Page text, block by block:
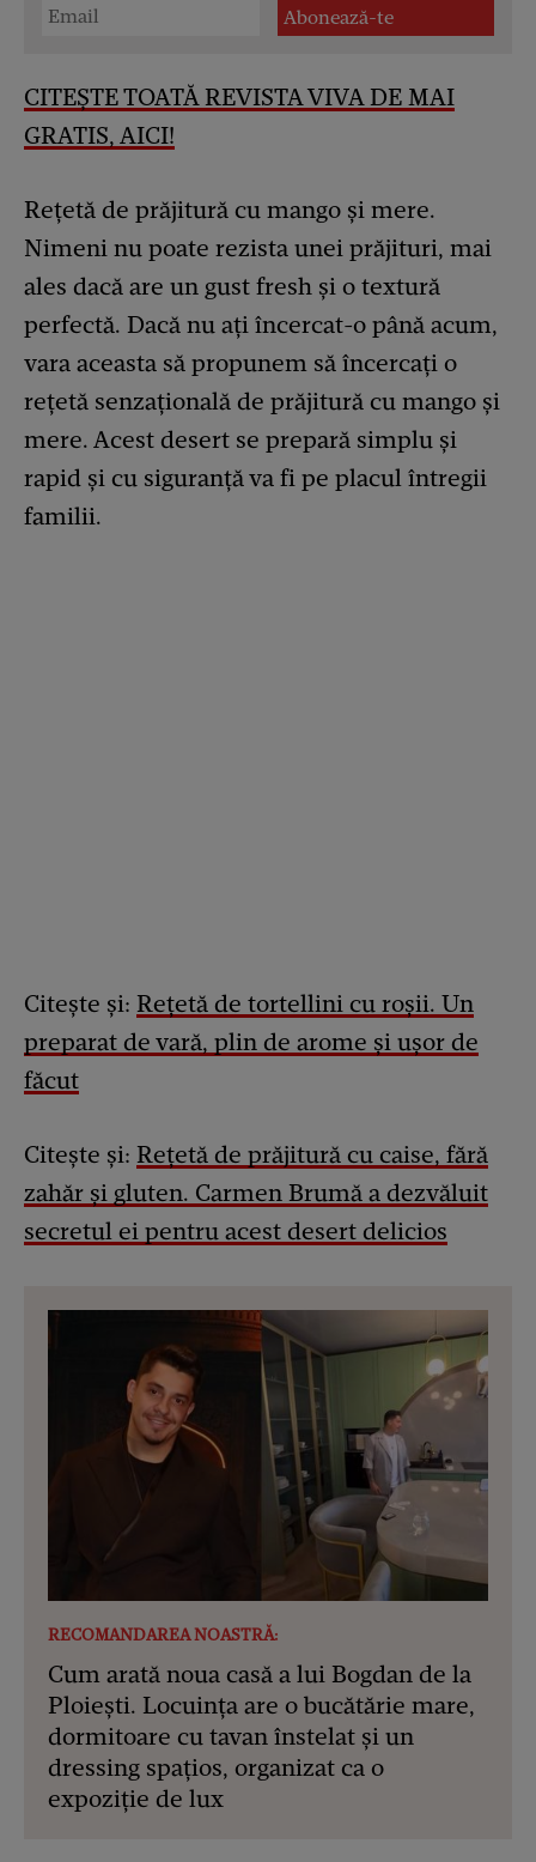
CITEȘTE TOATĂ REVISTA VIVA DE MAI
GRATIS, AICI!
Rețetă de prăjitură cu mango și mere.
Nimeni nu poate rezista unei prăjituri, mai
ales dacă are un gust fresh și o textură
perfectă. Dacă nu ați încercat-o până acum,
vara aceasta să propunem să încercați o
rețetă senzațională de prăjitură cu mango și
mere. Acest desert se prepară simplu și
rapid și cu siguranță va fi pe placul întregii
familii.
Citește și: Rețetă de tortellini cu roșii. Un
preparat de vară, plin de arome și ușor de
făcut
Citește și: Rețetă de prăjitură cu caise, fără
zahăr și gluten. Carmen Brumă a dezvăluit
secretul ei pentru acest desert delicios
RECOMANDAREA NOASTRĂ:
Cum arată noua casă a lui Bogdan de la
Ploiești. Locuința are o bucătărie mare,
dormitoare cu tavan înstelat și un
dressing spațios, organizat ca o
expoziție de lux